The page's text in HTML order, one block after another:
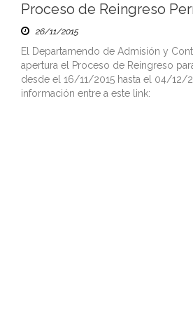
Proceso de Reingreso
26/11/2015
El Departamendo de Admisión y
apertura el Proceso de Reingreso
desde el 16/11/2015 hasta el 04/12/
información entre a este link: